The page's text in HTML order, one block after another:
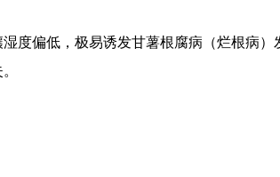
度偏低，极易诱发甘薯根腐病（烂根病）